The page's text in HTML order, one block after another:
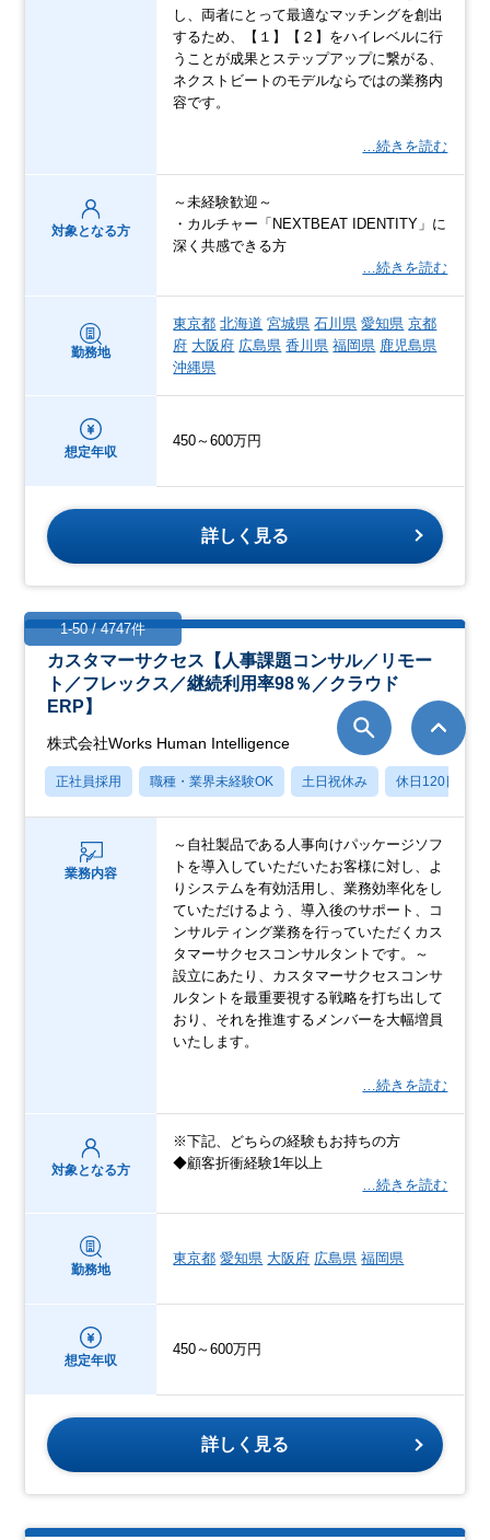
し、両者にとって最適なマッチングを創出
するため、【１】【２】をハイレベルに行
うことが成果とステップアップに繋がる、
ネクストビートのモデルならではの業務内
容です。
…続きを読む
対象となる方
～未経験歓迎～
・カルチャー「NEXTBEAT IDENTITY」に
深く共感できる方
…続きを読む
勤務地
東京都 北海道 宮城県 石川県 愛知県 京都
府 大阪府 広島県 香川県 福岡県 鹿児島県
沖縄県
想定年収
450～600万円
詳しく見る
カスタマーサクセス【人事課題コンサル／リモー
ト／フレックス／継続利用率98％／クラウド
ERP】
株式会社Works Human Intelligence
正社員採用 職種・業界未経験OK 土日祝休み 休日120日以上
業務内容
～自社製品である人事向けパッケージソフ
トを導入していただいたお客様に対し、よ
りシステムを有効活用し、業務効率化をし
ていただけるよう、導入後のサポート、コ
ンサルティング業務を行っていただくカス
タマーサクセスコンサルタントです。～
設立にあたり、カスタマーサクセスコンサ
ルタントを最重要視する戦略を打ち出して
おり、それを推進するメンバーを大幅増員
いたします。
…続きを読む
対象となる方
※下記、どちらの経験もお持ちの方
◆顧客折衝経験1年以上
…続きを読む
勤務地
東京都 愛知県 大阪府 広島県 福岡県
想定年収
450～600万円
詳しく見る
1-50 / 4747件